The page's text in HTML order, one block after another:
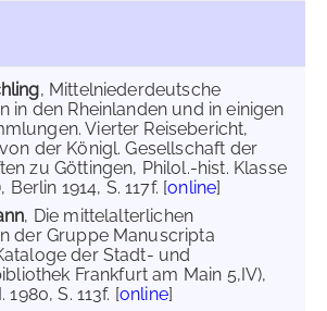
, Mittelniederdeutsche
in den Rheinlanden und in einigen
Vierter Reisebericht,
der Königl. Gesellschaft der
zu Göttingen, Philol.-hist. Klasse
Berlin 1914, S. 117f. [online]
, Die mittelalterlichen
der Gruppe Manuscripta
der Stadt- und
Frankfurt am Main 5,IV),
1980, S. 113f. [online]